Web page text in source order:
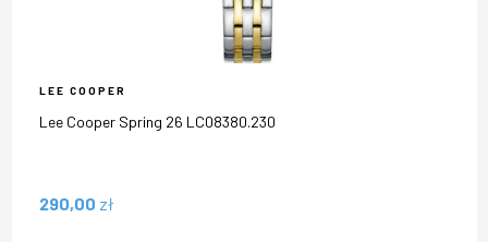
LEE COOPER
Lee Cooper Spring 26 LC08380.230
290,00 zł